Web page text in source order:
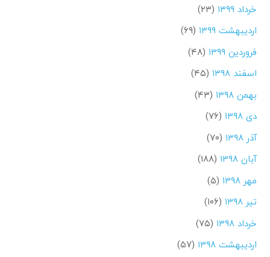
خرداد ۱۳۹۹
(۲۳)
اردیبهشت ۱۳۹۹
(۶۹)
فروردین ۱۳۹۹
(۴۸)
اسفند ۱۳۹۸
(۴۵)
بهمن ۱۳۹۸
(۴۳)
دی ۱۳۹۸
(۷۶)
آذر ۱۳۹۸
(۷۰)
آبان ۱۳۹۸
(۱۸۸)
مهر ۱۳۹۸
(۵)
تیر ۱۳۹۸
(۱۰۶)
خرداد ۱۳۹۸
(۷۵)
اردیبهشت ۱۳۹۸
(۵۷)